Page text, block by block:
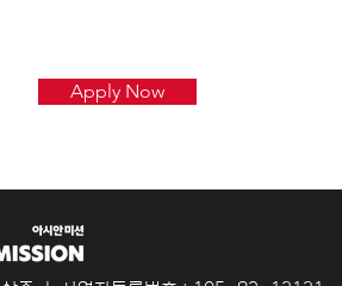
Apply Now